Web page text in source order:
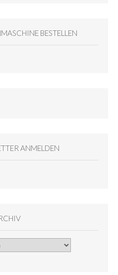
BESTELLEN
ANMELDEN